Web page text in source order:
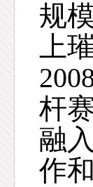
规
上
杆
融
作